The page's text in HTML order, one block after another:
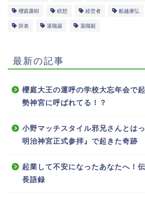
櫻庭露樹 瞑想 経営者 船越康弘
辞表 退職届 退職願
最新の記事
櫻庭大王の運呼の学校大忘年会で
勢神宮に呼ばれてる！？
小野マッチスタイル邪兄さんとは
明治神宮正式参拝』で起きた奇跡
起業して不安になったあなたへ！
長語録